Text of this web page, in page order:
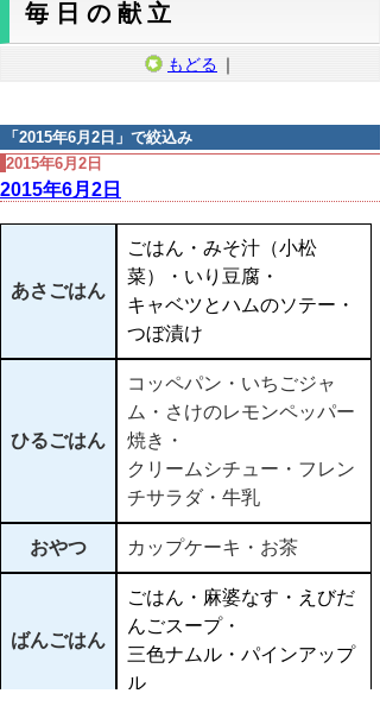
毎日の献立
もどる ｜
「 2015年6月2日 」で絞込み
2015年6月2日
2015年6月2日
あさごはん
ごはん・みそ汁（小松
菜）・いり豆腐・
キャベツとハムのソテー・
つぼ漬け
ひるごはん
コッペパン・いちごジャ
ム・さけのレモンペッパー
焼き・
クリームシチュー・フレン
チサラダ・牛乳
おやつ カップケーキ・お茶
ばんごはん
ごはん・麻婆なす・えびだ
んごスープ・
三色ナムル・パインアップ
ル